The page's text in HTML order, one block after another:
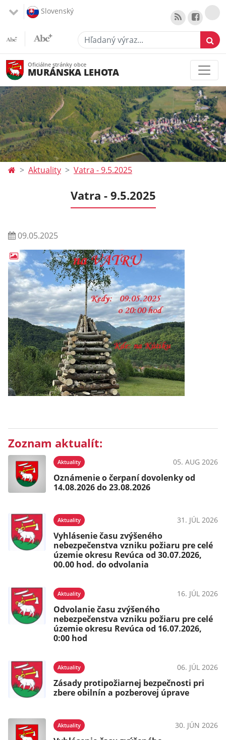
Slovenský
Hľadaný výraz...
Oficiálne stránky obce
MURÁNSKA LEHOTA
Aktuality Vatra - 9.5.2025
Vatra - 9.5.2025
09.05.2025
Zoznam aktualít:
Aktuality 05. AUG 2026
Oznámenie o čerpaní dovolenky od
14.08.2026 do 23.08.2026
Aktuality 31. JÚL 2026
Vyhlásenie času zvýšeného
nebezpečenstva vzniku požiaru pre celé
územie okresu Revúca od 30.07.2026,
00.00 hod. do odvolania
Aktuality 16. JÚL 2026
Odvolanie času zvýšeného
nebezpečenstva vzniku požiaru pre celé
územie okresu Revúca od 16.07.2026,
0:00 hod
Aktuality 06. JÚL 2026
Zásady protipožiarnej bezpečnosti pri
zbere obilnín a pozberovej úprave
Aktuality 30. JÚN 2026